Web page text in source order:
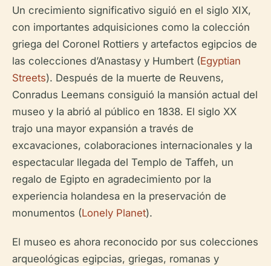
Un crecimiento significativo siguió en el siglo XIX,
con importantes adquisiciones como la colección
griega del Coronel Rottiers y artefactos egipcios de
las colecciones d’Anastasy y Humbert (Egyptian
Streets). Después de la muerte de Reuvens,
Conradus Leemans consiguió la mansión actual del
museo y la abrió al público en 1838. El siglo XX
trajo una mayor expansión a través de
excavaciones, colaboraciones internacionales y la
espectacular llegada del Templo de Taffeh, un
regalo de Egipto en agradecimiento por la
experiencia holandesa en la preservación de
monumentos (Lonely Planet).
El museo es ahora reconocido por sus colecciones
arqueológicas egipcias, griegas, romanas y